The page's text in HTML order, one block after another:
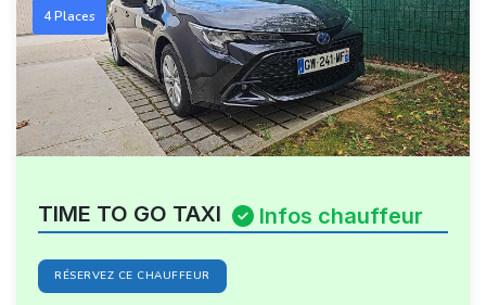
4 Places
TIME TO GO TAXI Infos chauffeur
RÉSERVEZ CE CHAUFFEUR